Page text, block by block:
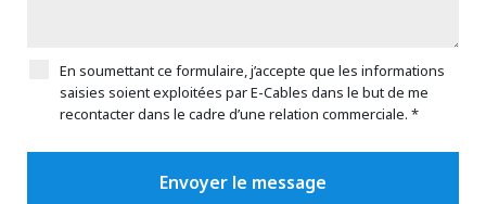
En soumettant ce formulaire, j’accepte que les informations
saisies soient exploitées par E-Cables dans le but de me
recontacter dans le cadre d’une relation commerciale. *